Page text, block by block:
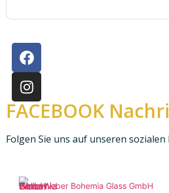
FACEBOOK
Folgen Sie uns auf unseren
Weber Bohemia Glass GmbH